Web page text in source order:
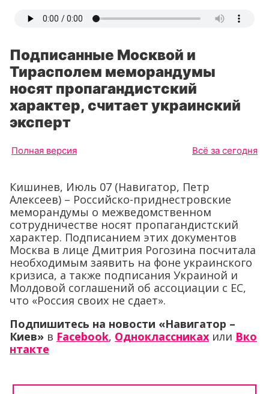
Подписанные Москвой и
Тирасполем меморандумы
носят пропагандистский
характер, считает украинский
эксперт
Полная версия Всё за сегодня
Кишинев, Июль 07 (Навигатор, Петр
Алексеев) – Российско-приднестровские
меморандумы о межведомственном
сотрудничестве носят пропагандистский
характер. Подписанием этих документов
Москва в лице Дмитрия Рогозина посчитала
необходимым заявить на фоне украинского
кризиса, а также подписания Украиной и
Молдовой соглашений об ассоциации с ЕС,
что «Россия своих не сдает».
Подпишитесь на новости «Навигатор –
Киев» в Facebook, Одноклассниках или Вко
нтакте